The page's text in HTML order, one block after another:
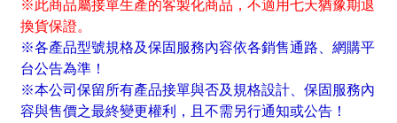
※此商品屬接單生產的客製化商品，不適用七天猶豫期退
換貨保證。
※各產品型號規格及保固服務內容依各銷售通路、網購平
台公告為準！
※本公司保留所有產品接單與否及規格設計、保固服務內
容與售價之最終變更權利，且不需另行通知或公告！